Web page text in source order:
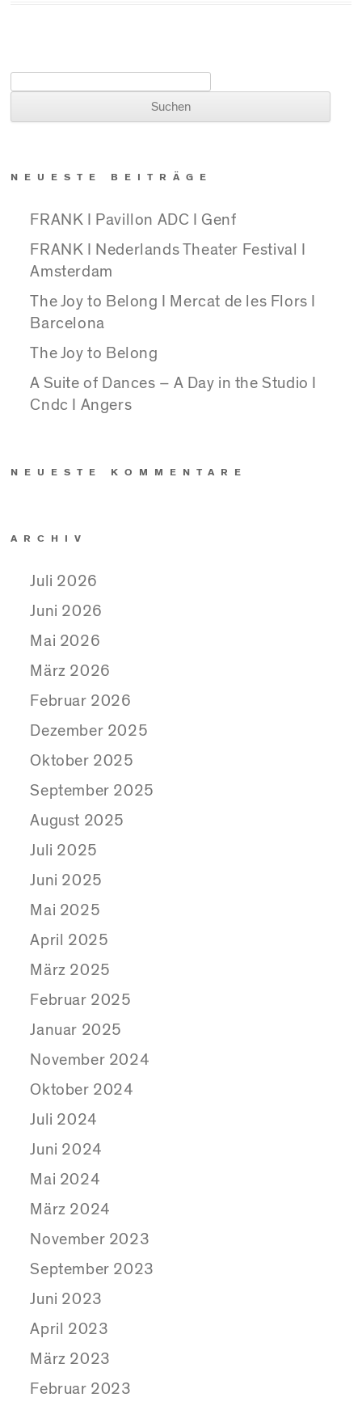
NEUESTE BEITRÄGE
FRANK I Pavillon ADC I Genf
FRANK I Nederlands Theater Festival I
Amsterdam
The Joy to Belong I Mercat de les Flors I
Barcelona
The Joy to Belong
A Suite of Dances – A Day in the Studio I
Cndc I Angers
NEUESTE KOMMENTARE
ARCHIV
Juli 2026
Juni 2026
Mai 2026
März 2026
Februar 2026
Dezember 2025
Oktober 2025
September 2025
August 2025
Juli 2025
Juni 2025
Mai 2025
April 2025
März 2025
Februar 2025
Januar 2025
November 2024
Oktober 2024
Juli 2024
Juni 2024
Mai 2024
März 2024
November 2023
September 2023
Juni 2023
April 2023
März 2023
Februar 2023